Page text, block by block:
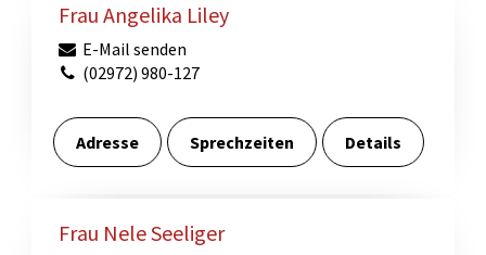
Frau Angelika Liley
E-Mail senden
(02972) 980-127
Adresse Sprechzeiten Details
Frau Nele Seeliger